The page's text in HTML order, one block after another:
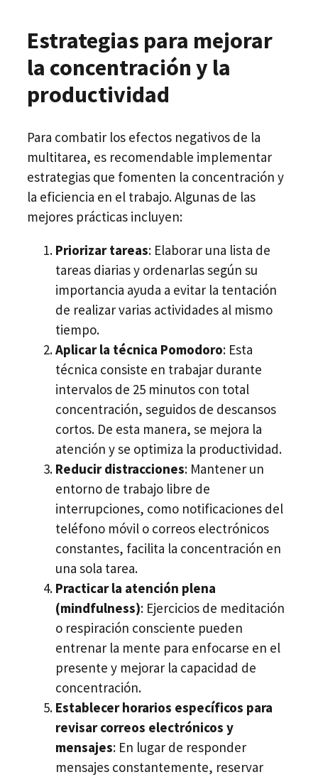
Estrategias para mejorar
la concentración y la
productividad
Para combatir los efectos negativos de la
multitarea, es recomendable implementar
estrategias que fomenten la concentración y
la eficiencia en el trabajo. Algunas de las
mejores prácticas incluyen:
Priorizar tareas: Elaborar una lista de
tareas diarias y ordenarlas según su
importancia ayuda a evitar la tentación
de realizar varias actividades al mismo
tiempo.
Aplicar la técnica Pomodoro: Esta
técnica consiste en trabajar durante
intervalos de 25 minutos con total
concentración, seguidos de descansos
cortos. De esta manera, se mejora la
atención y se optimiza la productividad.
Reducir distracciones: Mantener un
entorno de trabajo libre de
interrupciones, como notificaciones del
teléfono móvil o correos electrónicos
constantes, facilita la concentración en
una sola tarea.
Practicar la atención plena
(mindfulness): Ejercicios de meditación
o respiración consciente pueden
entrenar la mente para enfocarse en el
presente y mejorar la capacidad de
concentración.
Establecer horarios específicos para
revisar correos electrónicos y
mensajes: En lugar de responder
mensajes constantemente, reservar